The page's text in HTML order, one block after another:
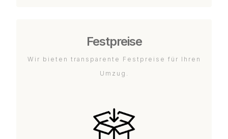
Festpreise
Wir bieten transparente Festpreise für Ihren
Umzug.